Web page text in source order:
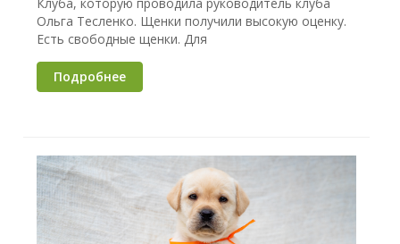
Ольга Тесленко. Щенки получили высокую оценку.
Есть свободные щенки. Для
Подробнее